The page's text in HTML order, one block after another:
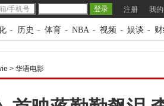
注册 我
- 历史 - 体育 - NBA - 视频 - 娱谈 -
> 华语电影